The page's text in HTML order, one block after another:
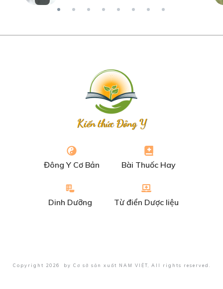
Kiến thức Đông Y
Đông Y Cơ Bản Bài Thuốc Hay
Dinh Dưỡng Từ điển Dược liệu
Copyright 2026 by Cơ sở sản xuất NAM VIỆT , All rights reserved.